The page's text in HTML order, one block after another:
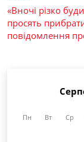
«Вночі різко
просять
повідомлення
Пн Вт Ср